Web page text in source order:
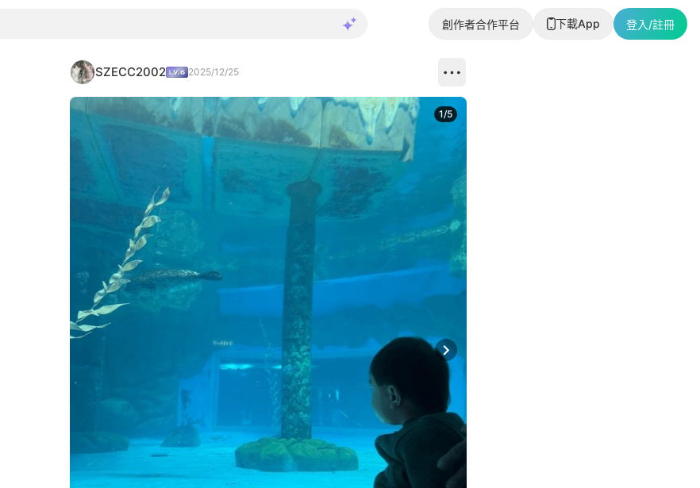
創作者合作平台 下載App 登入/註冊
SZECC2002 2025/12/25
Next slide
1/5